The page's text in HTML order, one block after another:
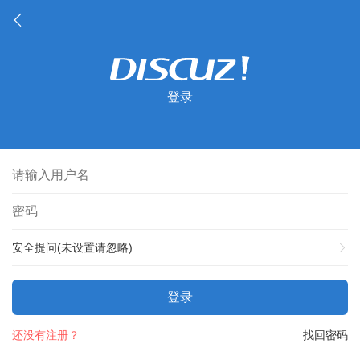
登录
安全提问(未设置请忽略)
登录
找回密码
还没有注册？